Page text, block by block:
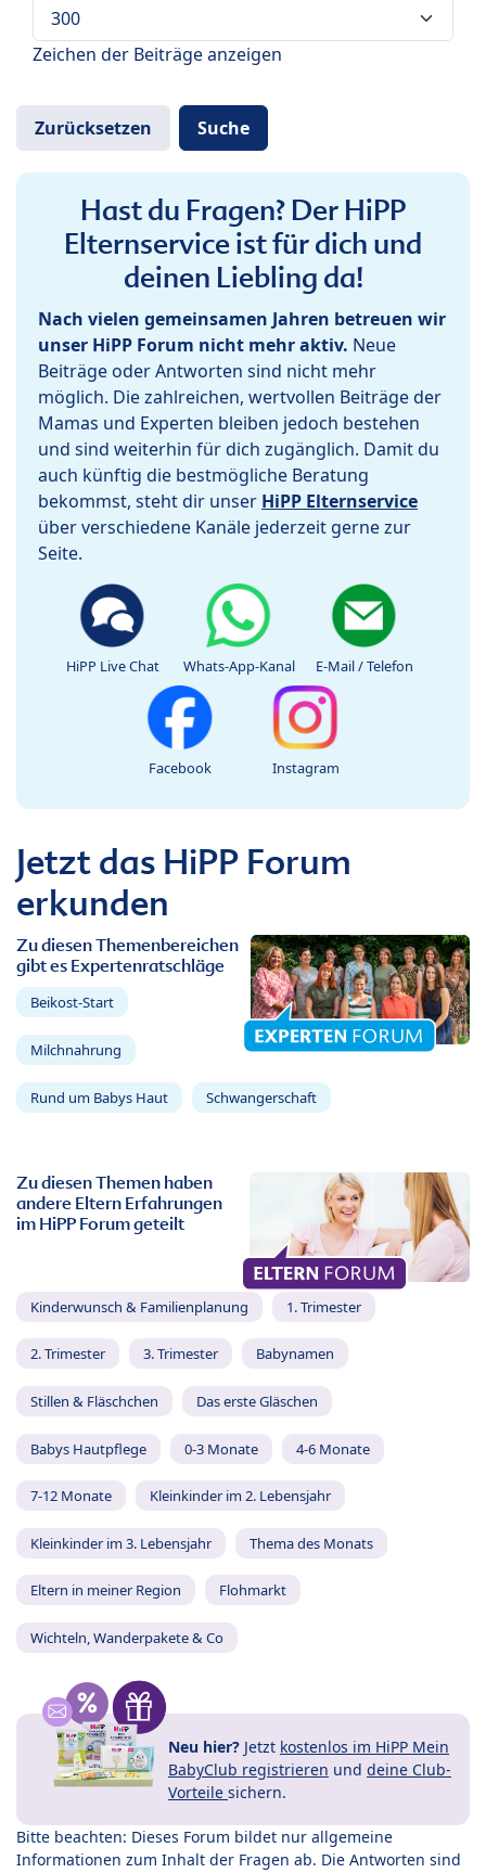
Zeichen der Beiträge anzeigen
Hast du Fragen? Der HiPP
Elternservice ist für dich und
deinen Liebling da!
Nach vielen gemeinsamen Jahren betreuen wir
unser HiPP Forum nicht mehr aktiv. Neue
Beiträge oder Antworten sind nicht mehr
möglich. Die zahlreichen, wertvollen Beiträge der
Mamas und Experten bleiben jedoch bestehen
und sind weiterhin für dich zugänglich. Damit du
auch künftig die bestmögliche Beratung
bekommst, steht dir unser HiPP Elternservice
über verschiedene Kanäle jederzeit gerne zur
Seite.
HiPP Live Chat Whats-App-Kanal E-Mail / Telefon
Facebook Instagram
Jetzt das HiPP Forum
erkunden
Zu diesen Themenbereichen
gibt es Expertenratschläge
Beikost-Start
Milchnahrung
Rund um Babys Haut Schwangerschaft
Zu diesen Themen haben
andere Eltern Erfahrungen
im HiPP Forum geteilt
Kinderwunsch & Familienplanung 1. Trimester
2. Trimester 3. Trimester Babynamen
Stillen & Fläschchen Das erste Gläschen
Babys Hautpflege 0-3 Monate 4-6 Monate
7-12 Monate Kleinkinder im 2. Lebensjahr
Kleinkinder im 3. Lebensjahr Thema des Monats
Eltern in meiner Region Flohmarkt
Wichteln, Wanderpakete & Co
Neu hier? Jetzt kostenlos im HiPP Mein
BabyClub registrieren und deine Club-
Vorteile sichern.
Bitte beachten: Dieses Forum bildet nur allgemeine
Informationen zum Inhalt der Fragen ab. Die Antworten sind